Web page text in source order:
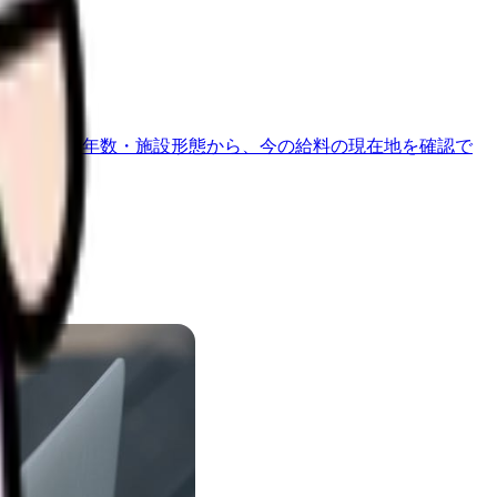
域・経験年数・施設形態から、今の給料の現在地を確認で